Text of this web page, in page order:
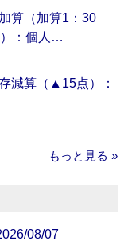
算（加算1：30
）：個人…
減算（▲15点）：
もっと見る »
08/07